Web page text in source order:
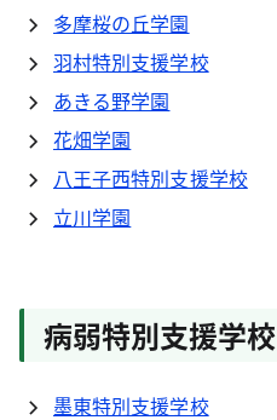
多摩桜の丘学園
羽村特別支援学校
あきる野学園
花畑学園
八王子西特別支援学校
立川学園
病弱特別支援学校
墨東特別支援学校